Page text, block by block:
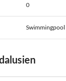
0
Swimmingpool